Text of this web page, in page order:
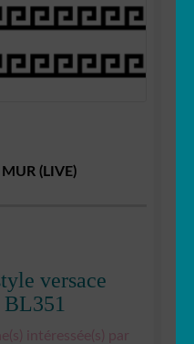
OUVRIR
MENU
(LIVE)
versace
intéressée(s) par